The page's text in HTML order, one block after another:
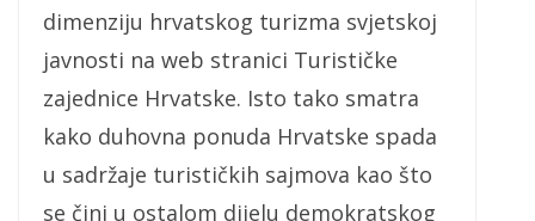
dimenziju hrvatskog turizma svjetskoj
javnosti na web stranici Turističke
zajednice Hrvatske. Isto tako smatra
kako duhovna ponuda Hrvatske spada
u sadržaje turističkih sajmova kao što
se čini u ostalom dijelu demokratskog